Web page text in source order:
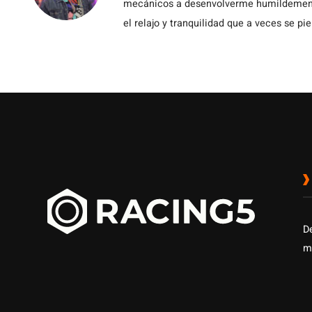
mecánicos a desenvolverme
el relajo y tranquilidad que a veces se